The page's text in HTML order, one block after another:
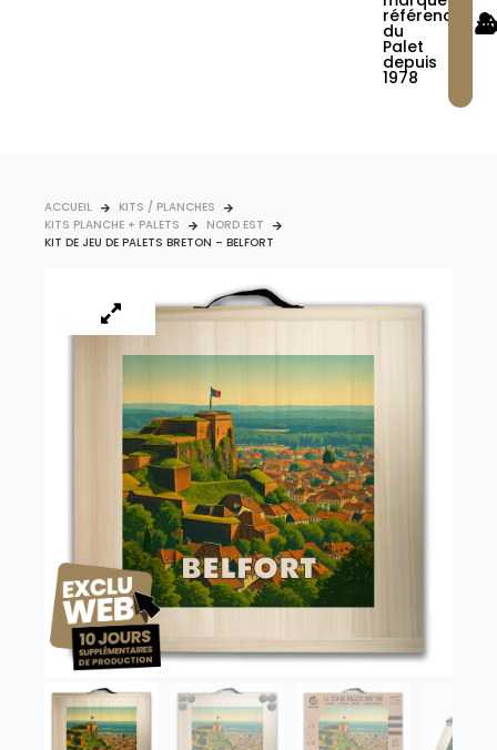
référence
du
Palet
depuis
1978
ACCUEIL
KITS / PLANCHES
KITS PLANCHE + PALETS
NORD EST
KIT DE JEU DE PALETS BRETON – BELFORT